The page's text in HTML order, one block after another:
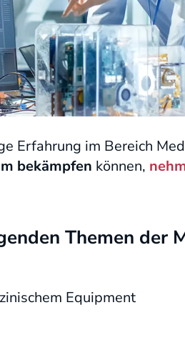
Erfahrung im Bereich
bekämpfen können,
Themen der
Equipment